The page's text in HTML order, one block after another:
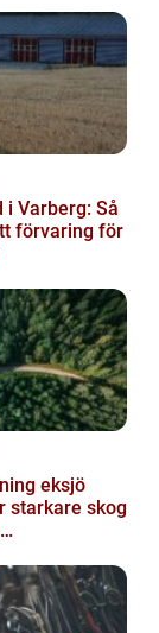
i Varberg: Så
förvaring för
eksjö
starkare skog